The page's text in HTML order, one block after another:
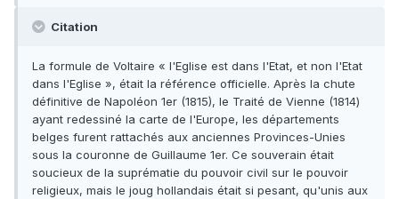
Citation
La formule de Voltaire « l'Eglise est dans l'Etat, et non l'Etat
dans l'Eglise », était la référence officielle. Après la chute
définitive de Napoléon 1er (1815), le Traité de Vienne (1814)
ayant redessiné la carte de l'Europe, les départements
belges furent rattachés aux anciennes Provinces-Unies
sous la couronne de Guillaume 1er. Ce souverain était
soucieux de la suprématie du pouvoir civil sur le pouvoir
religieux, mais le joug hollandais était si pesant, qu'unis aux